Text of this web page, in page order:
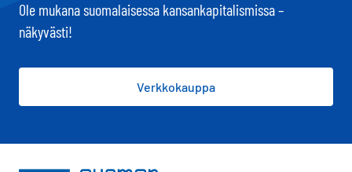
Ole mukana suomalaisessa kansankapitalismissa –
näkyvästi!
Verkkokauppa